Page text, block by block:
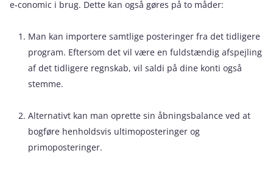
e‑conomic i brug. Dette kan også gøres på to måder:
Man kan importere samtlige posteringer fra det tidligere
program. Eftersom det vil være en fuldstændig afspejling
af det tidligere regnskab, vil saldi på dine konti også
stemme.
Alternativt kan man oprette sin åbningsbalance ved at
bogføre henholdsvis ultimoposteringer og
primoposteringer.